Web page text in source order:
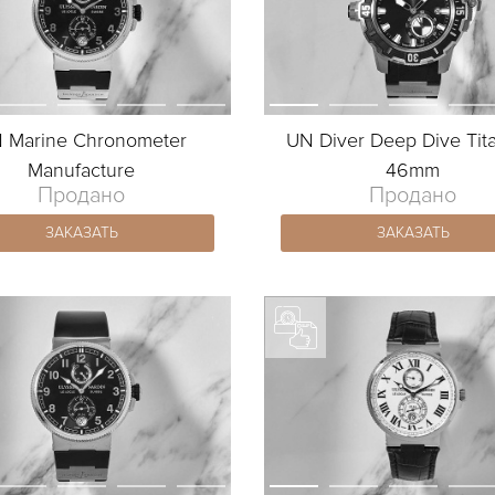
Marine Chronometer
Manufacture
Продано
ЗАКАЗАТЬ
UN Diver Deep Dive
46mm
Продано
ЗАКАЗАТЬ